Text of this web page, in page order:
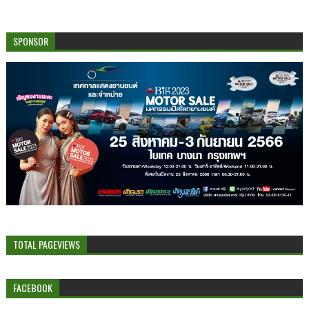
SPONSOR
TOTAL PAGEVIEWS
FACEBOOK